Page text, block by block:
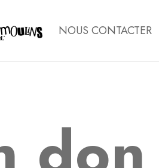
NOUS CONTACTER